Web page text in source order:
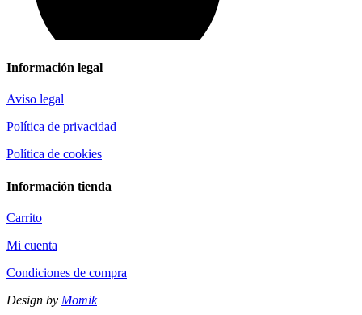
Información legal
Aviso legal
Política de privacidad
Política de cookies
Información tienda
Carrito
Mi cuenta
Condiciones de compra
Design by Momik